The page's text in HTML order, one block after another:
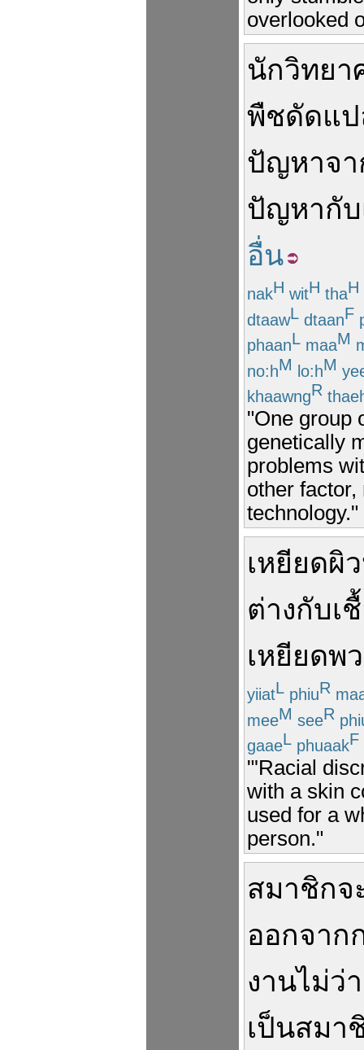
overlooked
นักวิทยา
พืชดัดแป
ปัญหาจ
ปัญหากับ
อื่น
nakH witH thaH
dtaawL dtaanF
phaanL maaM
no:hM lo:hM
khaawngR
"One group
genetically
problems
other
technology."
เหยียดผิว
ต่างกับเ
เหยียดพ
yiiatL phiuR
meeM seeR
gaaeL phuaakF
"'Racial
with a skin
used for a
person."
สมาชิกจ
ออกจาก
งานไม่ว่า
เป็นสมา